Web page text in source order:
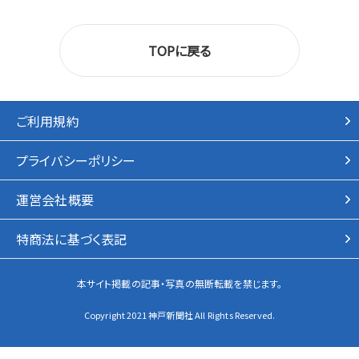
TOPに戻る
ご利用規約
プライバシーポリシー
運営会社概要
特商法に基づく表記
本サイト掲載の記事・写真の無断転載を禁じます。
Copyright 2021 神戸新聞社 All Rights Reserved.